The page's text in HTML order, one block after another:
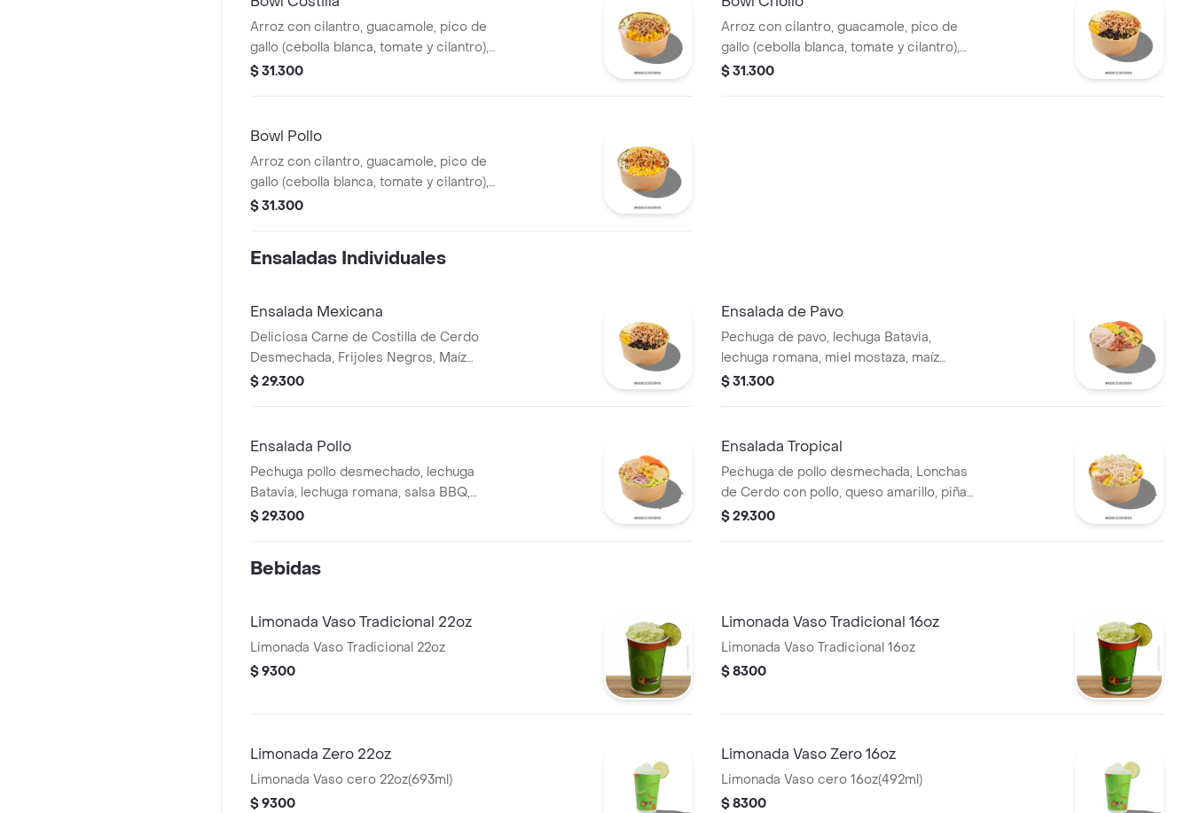
Arroz con cilantro, guacamole, pico de
gallo (cebolla blanca, tomate y cilantro),
piña calada asada y costilla de cerdo
$ 31.300
Arroz con cilantro, guacamole, pico de
gallo (cebolla blanca, tomate y cilantro),
carne de res desmechada, hogo, chorizo
$ 31.300
Bowl Pollo
Arroz con cilantro, guacamole, pico de
gallo (cebolla blanca, tomate y cilantro),
maíz tierno, hogo y pechuga de pollo
$ 31.300
Ensaladas Individuales
Ensalada Mexicana
Deliciosa Carne de Costilla de Cerdo
Desmechada, Frijoles Negros, Maíz
tierno, Queso mozzarella, Guacamole,
$ 29.300
Ensalada de Pavo
Pechuga de pavo, lechuga Batavia,
lechuga romana, miel mostaza, maíz
tierno, tomate chonto, croutones y
$ 31.300
Ensalada Pollo
Pechuga pollo desmechado, lechuga
Batavia, lechuga romana, salsa BBQ,
tomate chonto, queso mozzarella, cebolla
$ 29.300
Ensalada Tropical
Pechuga de pollo desmechada, Lonchas
de Cerdo con pollo, queso amarillo, piña
calada, lechuga batavia y mayonesa.
$ 29.300
Bebidas
Limonada Vaso Tradicional 22oz
Limonada Vaso Tradicional 22oz
$ 9300
Limonada Vaso Tradicional 16oz
Limonada Vaso Tradicional 16oz
$ 8300
Limonada Zero 22oz
Limonada Vaso cero 22oz(693ml)
$ 9300
Limonada Vaso Zero 16oz
Limonada Vaso cero 16oz(492ml)
$ 8300